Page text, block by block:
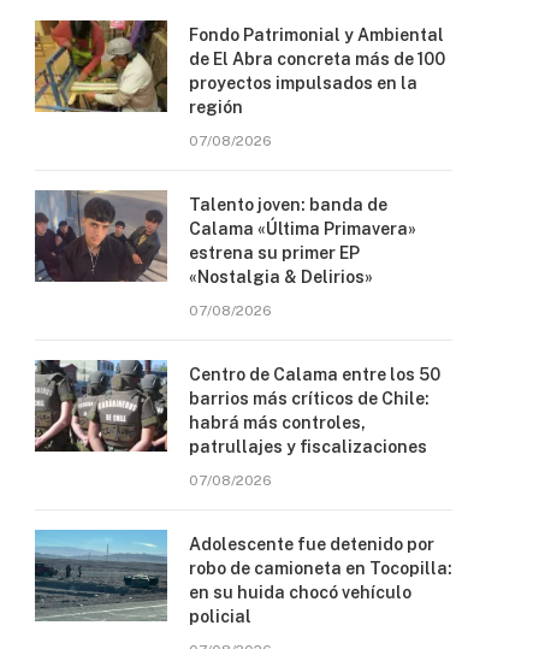
Fondo Patrimonial y Ambiental
de El Abra concreta más de 100
proyectos impulsados en la
región
07/08/2026
Talento joven: banda de
Calama «Última Primavera»
estrena su primer EP
«Nostalgia & Delirios»
07/08/2026
Centro de Calama entre los 50
barrios más críticos de Chile:
habrá más controles,
patrullajes y fiscalizaciones
07/08/2026
Adolescente fue detenido por
robo de camioneta en Tocopilla:
en su huida chocó vehículo
policial